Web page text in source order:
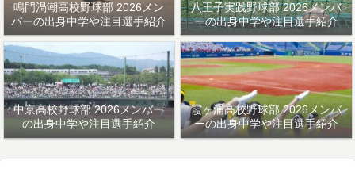
鳴門渦潮高校野球部 2026メン
バーの出身中学や注目選手紹介
八王子実践野球部 2026メンバ
ーの出身中学や注目選手紹介
中京高校野球部 2026メンバー
の出身中学や注目選手紹介
霞ヶ浦高校野球部 2026メンバ
ーの出身中学や注目選手紹介